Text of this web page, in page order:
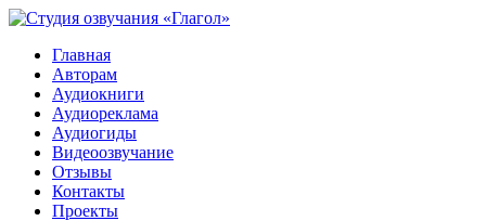
Главная
Авторам
Аудиокниги
Аудиореклама
Аудиогиды
Видеоозвучание
Отзывы
Контакты
Проекты